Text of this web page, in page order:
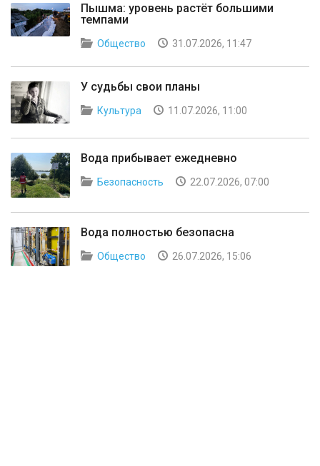
Пышма: уровень растёт большими
темпами
Общество 31.07.2026, 11:47
У судьбы свои планы
Культура 11.07.2026, 11:00
Вода прибывает ежедневно
Безопасность 22.07.2026, 07:00
Вода полностью безопасна
Общество 26.07.2026, 15:06